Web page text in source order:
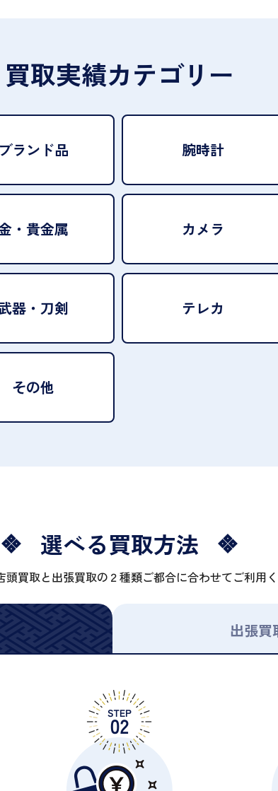
買取実績カテゴリー
ブランド品 腕時計
・貴金属 カメラ
器・刀剣 テレカ
その他
選べる買取方法
頭買取と出張買取の２種類ご都合に合わせてご利用
出張買